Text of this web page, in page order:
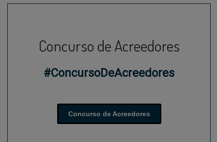
Concurso de Acreedores
#ConcursoDeAcreedores
Concurso de Acreedores